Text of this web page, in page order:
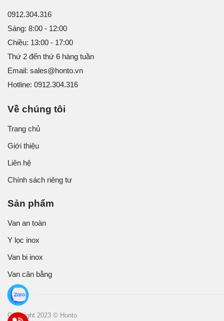
0912.304.316
Sáng: 8:00 - 12:00
Chiều: 13:00 - 17:00
Thứ 2 đến thứ 6 hàng tuần
Email: sales@honto.vn
Hotline: 0912.304.316
Về chúng tôi
Trang chủ
Giới thiệu
Liên hệ
Chính sách riêng tư
Sản phẩm
Van an toàn
Y lọc inox
Van bi inox
Van cân bằng
Copyright 2023 © Honto